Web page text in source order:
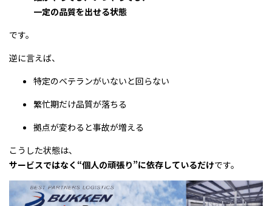
一定の品質を出せる状態
です。
逆に言えば、
特定のベテランがいないと回らない
繁忙期だけ品質が落ちる
拠点が変わると事故が増える
こうした状態は、
サービスではなく“個人の頑張り”に依存しているだけです。